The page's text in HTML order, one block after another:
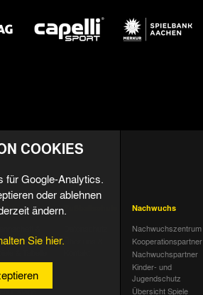
Nachwuchs
Nachwuchszentrum
Kooperationspartner
Nachwuchspartner
Kinder- und
Jugendschutz
Übersicht Spiele
COOKIES
für Google-Analytics.
oder ablehnen
ändern.
Sie hier.